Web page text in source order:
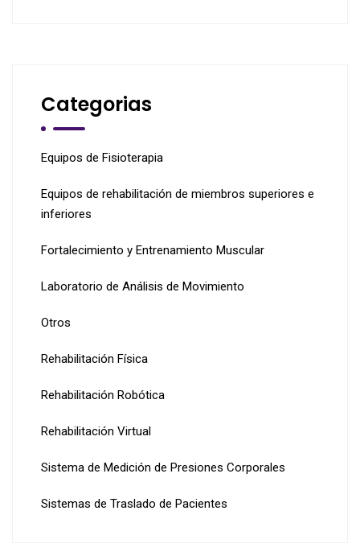
Categorias
Equipos de Fisioterapia
Equipos de rehabilitación de miembros superiores e
inferiores
Fortalecimiento y Entrenamiento Muscular
Laboratorio de Análisis de Movimiento
Otros
Rehabilitación Física
Rehabilitación Robótica
Rehabilitación Virtual
Sistema de Medición de Presiones Corporales
Sistemas de Traslado de Pacientes